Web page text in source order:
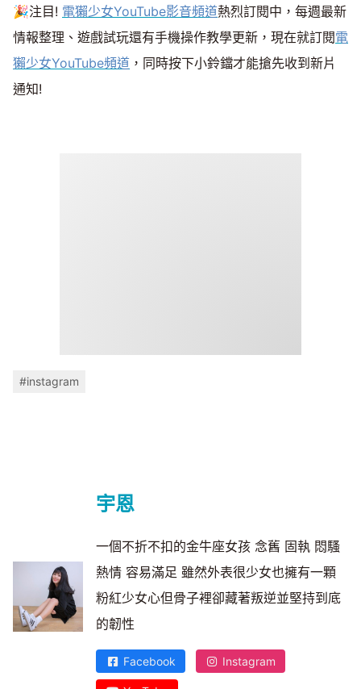
🎉注目! 電獺少女YouTube影音頻道熱烈訂閱中，每週最新
情報整理、遊戲試玩還有手機操作教學更新，現在就訂閱電
獺少女YouTube頻道 ，同時按下小鈴鐺才能搶先收到新片
通知!
#instagram
宇恩
一個不折不扣的金牛座女孩 念舊 固執 悶騷
熱情 容易滿足 雖然外表很少女也擁有一顆
粉紅少女心但骨子裡卻藏著叛逆並堅持到底
的韌性
Facebook Instagram